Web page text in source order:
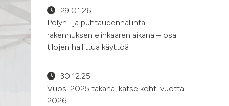
29.01.26
Pölyn- ja puhtaudenhallinta
rakennuksen elinkaaren aikana – osa
tilojen hallittua käyttöä
30.12.25
Vuosi 2025 takana, katse kohti vuotta
2026